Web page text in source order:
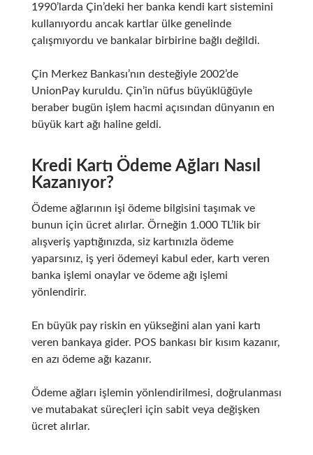
1990’larda Çin’deki her banka kendi kart sistemini
kullanıyordu ancak kartlar ülke genelinde
çalışmıyordu ve bankalar birbirine bağlı değildi.
Çin Merkez Bankası’nın desteğiyle 2002’de
UnionPay kuruldu. Çin’in nüfus büyüklüğüyle
beraber bugün işlem hacmi açısından dünyanın en
büyük kart ağı haline geldi.
Kredi Kartı Ödeme Ağları Nasıl
Kazanıyor?
Ödeme ağlarının işi ödeme bilgisini taşımak ve
bunun için ücret alırlar. Örneğin 1.000 TL’lik bir
alışveriş yaptığınızda, siz kartınızla ödeme
yaparsınız, iş yeri ödemeyi kabul eder, kartı veren
banka işlemi onaylar ve ödeme ağı işlemi
yönlendirir.
En büyük pay riskin en yükseğini alan yani kartı
veren bankaya gider. POS bankası bir kısım kazanır,
en azı ödeme ağı kazanır.
Ödeme ağları işlemin yönlendirilmesi, doğrulanması
ve mutabakat süreçleri için sabit veya değişken
ücret alırlar.